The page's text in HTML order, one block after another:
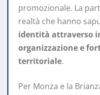
promozionale. La
realtà che hanno
identità attraverso
organizzazione e
territoriale.
Per Monza e la